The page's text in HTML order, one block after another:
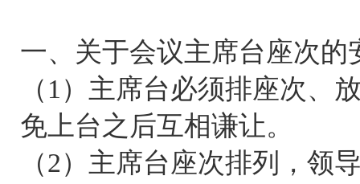
一、关于会议主席台座次的
（1）主席台必须排座次、
免上台之后互相谦让。
（2）主席台座次排列，领